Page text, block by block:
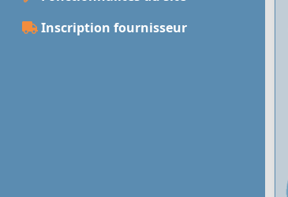
Inscription fournisseur